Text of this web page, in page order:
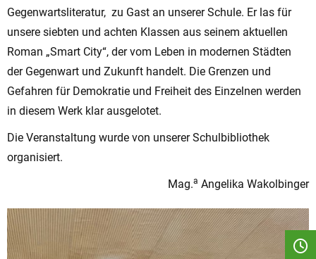
Gegenwartsliteratur, zu Gast an unserer Schule. Er las für
unsere siebten und achten Klassen aus seinem aktuellen
Roman „Smart City“, der vom Leben in modernen Städten
der Gegenwart und Zukunft handelt. Die Grenzen und
Gefahren für Demokratie und Freiheit des Einzelnen werden
in diesem Werk klar ausgelotet.
Die Veranstaltung wurde von unserer Schulbibliothek
organisiert.
Mag.a Angelika Wakolbinger